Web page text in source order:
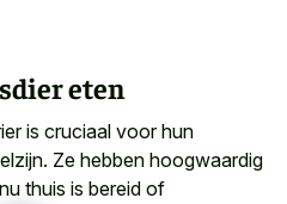
eten
is cruciaal voor hun
Ze hebben hoogwaardig
thuis is bereid of